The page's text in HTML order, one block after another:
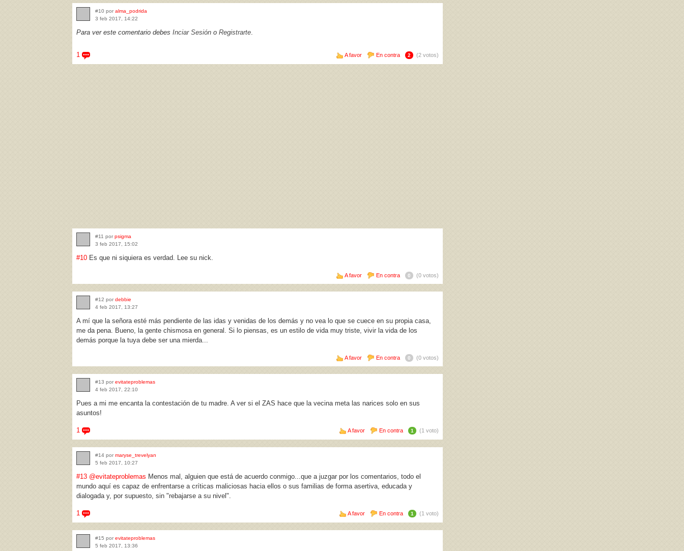
#10 por alma_podrida
3 feb 2017, 14:22
Para ver este comentario debes Inciar Sesión o Registrarte.
1 A favor En contra 2 (2 votos)
#11 por psigma
3 feb 2017, 15:02
#10 Es que ni siquiera es verdad. Lee su nick.
A favor En contra 0 (0 votos)
#12 por debbie
4 feb 2017, 13:27
A mí que la señora esté más pendiente de las idas y venidas de los demás y no vea lo que se cuece en su propia casa,
me da pena. Bueno, la gente chismosa en general. Si lo piensas, es un estilo de vida muy triste, vivir la vida de los
demás porque la tuya debe ser una mierda...
A favor En contra 0 (0 votos)
#13 por evitateproblemas
4 feb 2017, 22:10
Pues a mi me encanta la contestación de tu madre. A ver si el ZAS hace que la vecina meta las narices solo en sus
asuntos!
1 A favor En contra 1 (1 voto)
#14 por maryse_trevelyan
5 feb 2017, 10:27
#13 @evitateproblemas Menos mal, alguien que está de acuerdo conmigo...que a juzgar por los comentarios, todo el
mundo aquí es capaz de enfrentarse a críticas maliciosas hacia ellos o sus familias de forma asertiva, educada y
dialogada y, por supuesto, sin "rebajarse a su nivel".
1 A favor En contra 1 (1 voto)
#15 por evitateproblemas
5 feb 2017, 13:36